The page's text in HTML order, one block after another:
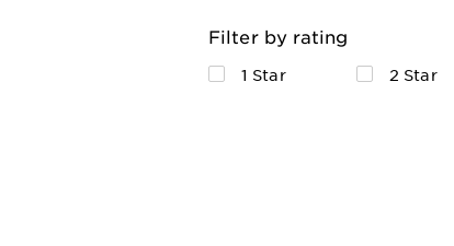
Filter by rating
1 Star 2 Star